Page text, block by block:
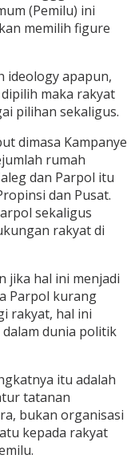
(Pemilu) ini
memilih figure
ideology apapun,
maka rakyat
pilihan sekaligus.
dimasa Kampanye
rumah
dan Parpol itu
dan Pusat.
sekaligus
rakyat di
jika hal ini menjadi
Parpol kurang
rakyat, hal ini
dunia politik
itu adalah
tatanan
bukan organisasi
kepada rakyat